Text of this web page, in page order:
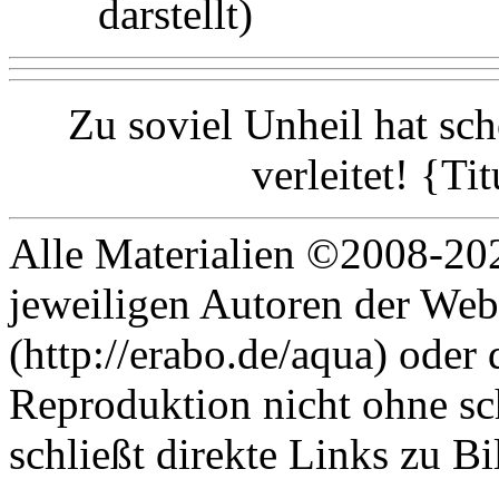
darstellt)
Zu soviel Unheil hat
verleitet!
Alle Materialien ©2008-
jeweiligen Autoren der
(http://erabo.de/aqua) oder
Reproduktion nicht ohne
schließt direkte Links zu